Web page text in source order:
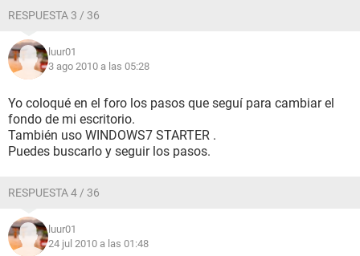
RESPUESTA 3 / 36
luur01
3 ago 2010 a las 05:28
Yo coloqué en el foro los pasos que seguí para cambiar el
fondo de mi escritorio.
También uso WINDOWS7 STARTER .
Puedes buscarlo y seguir los pasos.
RESPUESTA 4 / 36
luur01
24 jul 2010 a las 01:48